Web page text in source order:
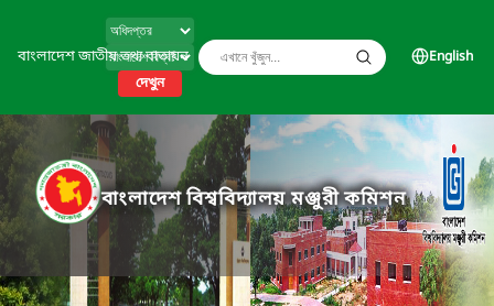
বাংলাদেশ জাতীয় তথ্য বাতায়ন
দেখুন
English
বাংলাদেশ বিশ্ববিদ্যালয় মঞ্জুরী কমিশন